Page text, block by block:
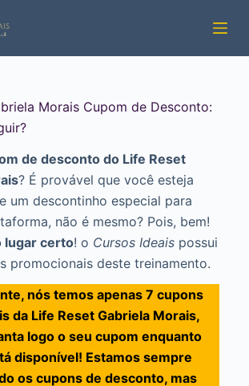
Morais Cupom de Desconto:
de desconto do Life Reset
? É provável que você esteja
um descontinho especial para
não é mesmo? Pois, bem!
lugar certo! o Cursos Ideaispossui
promocionais deste treinamento.
nós temos apenas 7 cupons
da Life Reset Gabriela Morais,
logo o seu cupom enquanto
disponível! Estamos sempre
os cupons de desconto, mas